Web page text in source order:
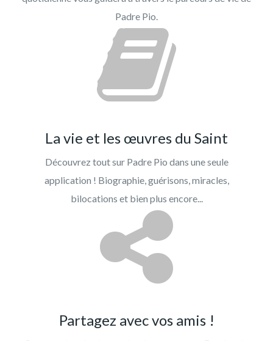
Padre Pio.
La vie et les œuvres du Saint
Découvrez tout sur Padre Pio dans une seule
application ! Biographie, guérisons, miracles,
bilocations et bien plus encore...
Partagez avec vos amis !